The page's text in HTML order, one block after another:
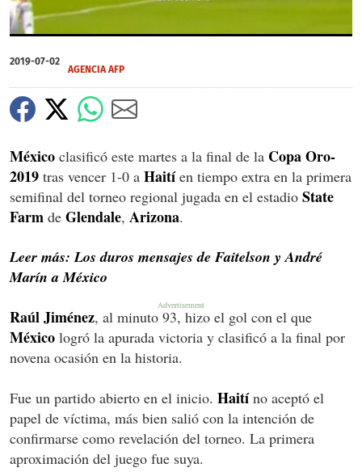
of
1
seconds
2019-07-02
AGENCIA AFP
México clasificó este martes a la final de la Copa Oro-
2019 tras vencer 1-0 a Haitíen tiempo extra en la primera
semifinal del torneo regional jugada en el estadio State
Farm de Glendale, Arizona.
Leer más: Los duros mensajes de Faitelson y André
Marín a México
Raúl Jiménez, al minuto 93, hizo el gol con el que
México logró la apurada victoria y clasificó a la final por
novena ocasión en la historia.
Fue un partido abierto en el inicio. Haitíno aceptó el
papel de víctima, más bien salió con la intención de
confirmarse como revelación del torneo. La primera
aproximación del juego fue suya.